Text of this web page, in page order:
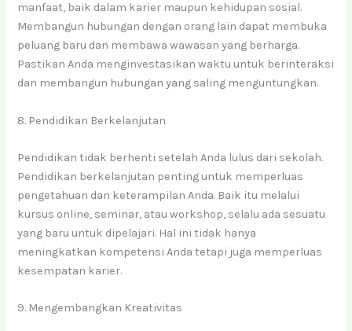
manfaat, baik dalam karier maupun kehidupan sosial.
Membangun hubungan dengan orang lain dapat membuka
peluang baru dan membawa wawasan yang berharga.
Pastikan Anda menginvestasikan waktu untuk berinteraksi
dan membangun hubungan yang saling menguntungkan.
8. Pendidikan Berkelanjutan
Pendidikan tidak berhenti setelah Anda lulus dari sekolah.
Pendidikan berkelanjutan penting untuk memperluas
pengetahuan dan keterampilan Anda. Baik itu melalui
kursus online, seminar, atau workshop, selalu ada sesuatu
yang baru untuk dipelajari. Hal ini tidak hanya
meningkatkan kompetensi Anda tetapi juga memperluas
kesempatan karier.
9. Mengembangkan Kreativitas